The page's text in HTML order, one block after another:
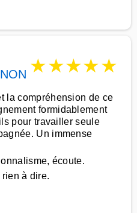
★★★★★
la compréhension de ce
formidablement
pour travailler seule
Un immense
écoute.
à dire.